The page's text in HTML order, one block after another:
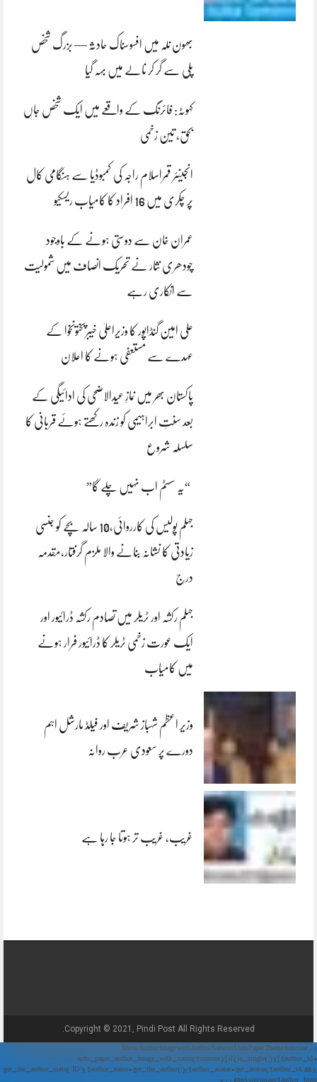
بھون نلہ میں افسوسناک حادثہ — بزرگ شخص
پلی سے گر کر نالے میں بہہ گیا
کہوٹہ: فائرنگ کے واقعے میں ایک شخص جاں
بحق، تین زخمی
انجینئر قمراسلام راجہ کی کمبوڈیا سے ہنگامی کال
پر چکری میں 16 افراد کا کامیاب ریسکیو
عمران خان سے دوستی ہونے کے باوجود
چودھری نثار نے تحریک انصاف میں شمولیت
سے انکاری رہے
علی امین گنڈاپور کا وزیراعلیٰ خیبرپختونخوا کے
عہدے سے مستعفی ہونے کا اعلان
پاکستان بھر میں نمازِ عیدالاضحی کی ادائیگی کے
بعد سنتِ ابراہیمی کو زندہ رکھتے ہوئے قربانی کا
سلسلہ شروع
“یہ سسٹم اب نہیں چلے گا”
جہلم پولیس کی کارروائی،10 سالہ بچے کو جنسی
زیادتی کا نشانہ بنانے والا ملزم گرفتار،مقدمہ
درج
جہلم رکشہ اور ٹریلر میں تصادم رکشہ ڈرائیور اور
ایک عورت زخمی ٹریلر کا ڈرائیور فرار ہونے
میں کامیاب
وزیر اعظم شہباز شریف اور فیلڈ مارشل اہم
دورے پر سعودی عرب روانہ
غریب، غریب تر ہوتا جا رہا ہے
Copyright © 2021, Pindi Post All Rights Reserved.
// Show Author Image with Author Name in UrduPaper Theme function
urdu_paper_author_image_with_name($content) { if (is_single()) { $author_id =
get_the_author_meta('ID'); $author_name = get_the_author(); $author_avatar = get_avatar($author_id, 48);
// 48px size image $author_html = '